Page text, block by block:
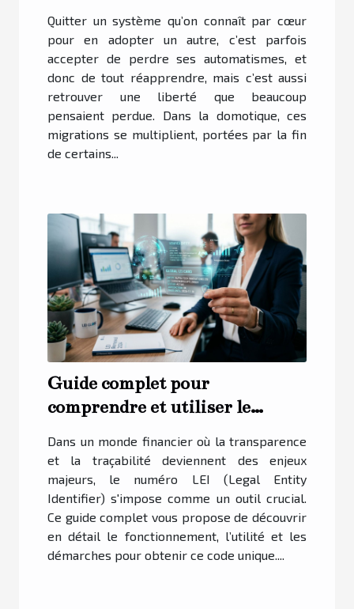
Quitter un système qu’on connaît par cœur
pour en adopter un autre, c’est parfois
accepter de perdre ses automatismes, et
donc de tout réapprendre, mais c’est aussi
retrouver une liberté que beaucoup
pensaient perdue. Dans la domotique, ces
migrations se multiplient, portées par la fin
de certains...
Guide complet pour
comprendre et utiliser le
Dans un monde financier où la transparence
et la traçabilité deviennent des enjeux
majeurs, le numéro LEI (Legal Entity
Identifier) s'impose comme un outil crucial.
Ce guide complet vous propose de découvrir
en détail le fonctionnement, l’utilité et les
démarches pour obtenir ce code unique....